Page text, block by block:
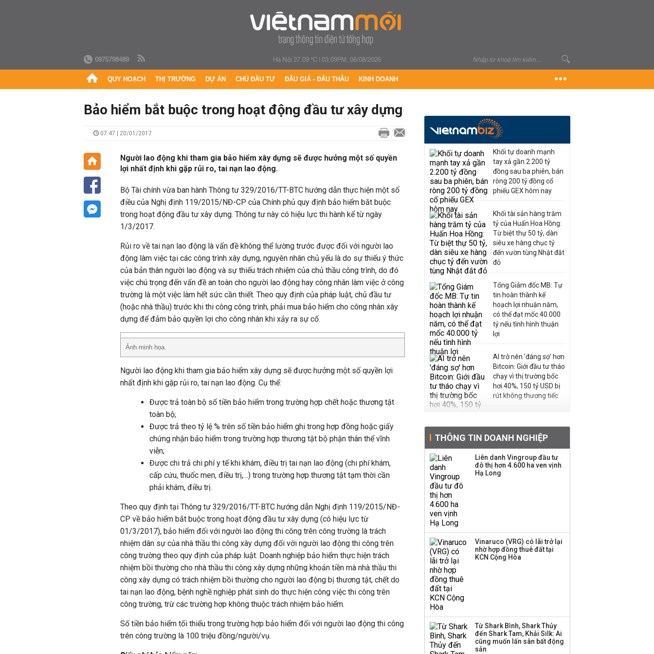
0975798489 Hà Nội 27.09 °C|03:09PM, 06/08/2026
QUY HOẠCH THỊ TRƯỜNG DỰ ÁN CHỦ ĐẦU TƯ ĐẤU GIÁ - ĐẤU THẦU KINH DOANH
Bảo hiểm bắt buộc trong hoạt động đầu tư xây dựng
07:47 | 20/01/2017
Người lao động khi tham gia bảo hiểm xây dựng sẽ được hưởng một số quyền
lợi nhất định khi gặp rủi ro, tai nạn lao động.
Bộ Tài chính vừa ban hành Thông tư 329/2016/TT-BTC hướng dẫn thực hiện một số
điều của Nghị định 119/2015/NĐ-CP của Chính phủ quy định bảo hiểm bắt buộc
trong hoạt động đầu tư xây dựng. Thông tư này có hiệu lực thi hành kể từ ngày
1/3/2017.
Rủi ro về tai nạn lao động là vấn đề không thể lường trước được đối với người lao
động làm việc tại các công trình xây dựng, nguyên nhân chủ yếu là do sự thiếu ý thức
của bản thân người lao động và sự thiếu trách nhiệm của chủ thầu công trình, do đó
việc chú trọng đến vấn đề an toàn cho người lao động hay công nhân làm việc ở công
trường là một việc làm hết sức cần thiết. Theo quy định của pháp luật, chủ đầu tư
(hoặc nhà thầu) trước khi thi công công trình, phải mua bảo hiểm cho công nhân xây
dựng để đảm bảo quyền lợi cho công nhân khi xảy ra sự cố.
Ảnh minh họa.
Người lao động khi tham gia bảo hiểm xây dựng sẽ được hưởng một số quyền lợi
nhất định khi gặp rủi ro, tai nạn lao động. Cụ thể:
Được trả toàn bộ số tiền bảo hiểm trong trường hợp chết hoặc thương tật
toàn bộ;
Được trả theo tỷ lệ % trên số tiền bảo hiểm ghi trong hợp đồng hoặc giấy
chứng nhận bảo hiểm trong trường hợp thương tật bộ phận thân thể vĩnh
viễn;
Được chi trả chi phí y tế khi khám, điều trị tai nạn lao động (chi phí khám,
cấp cứu, thuốc men, điều trị,…) trong trường hợp thương tật tạm thời cần
phải khám, điều trị.
Theo quy định tại Thông tư 329/2016/TT-BTC hướng dẫn Nghị định 119/2015/NĐ-
CP về bảo hiểm bắt buộc trong hoạt động đầu tư xây dựng (có hiệu lực từ
01/3/2017), bảo hiểm đối với người lao động thi công trên công trường là trách
nhiệm dân sự của nhà thầu thi công xây dựng đối với người lao động thi công trên
công trường theo quy định của pháp luật. Doanh nghiệp bảo hiểm thực hiện trách
nhiệm bồi thường cho nhà thầu thi công xây dựng những khoản tiền mà nhà thầu thi
công xây dựng có trách nhiệm bồi thường cho người lao động bị thương tật, chết do
tai nạn lao động, bệnh nghề nghiệp phát sinh do thực hiện công việc thi công trên
công trường, trừ các trường hợp không thuộc trách nhiệm bảo hiểm.
Số tiền bảo hiểm tối thiểu trong trường hợp bảo hiểm đối với người lao động thi công
trên công trường là 100 triệu đồng/người/vụ.
Khối tự doanh mạnh
tay xả gần 2.200 tỷ
đồng sau ba phiên, bán
ròng 200 tỷ đồng cổ
phiếu GEX hôm nay
Khối tài sản hàng trăm
tỷ của Huấn Hoa Hồng:
Từ biệt thự 50 tỷ, dàn
siêu xe hàng chục tỷ
đến vườn tùng Nhật đắt
đỏ
Tổng Giám đốc MB: Tự
tin hoàn thành kế
hoạch lợi nhuận năm,
có thể đạt mốc 40.000
tỷ nếu tình hình thuận
lợi
AI trở nên 'đáng sợ' hơn
Bitcoin: Giới đầu tư tháo
chạy vì thị trường bốc
hơi 40%, 150 tỷ USD bị
rút không thương tiếc
sản xuất vàng mã trên
sàn báo lãi tăng 64%,
không vay một đồng
nào từ ngân hàng
Hơn 227.000 tài khoản
gia nhập thị trường
chứng khoán trong
tháng 7 biến động
Thị trường thường
THÔNG TIN DOANH NGHIỆP
Liên danh Vingroup đầu tư
đô thị hơn 4.600 ha ven vịnh
Hạ Long
Vinaruco (VRG) có lãi trở lại
nhờ hợp đồng thuê đất tại
KCN Cộng Hòa
Từ Shark Bình, Shark Thủy
đến Shark Tam, Khải Silk: Ai
cũng muốn lấn sân bất động
sản